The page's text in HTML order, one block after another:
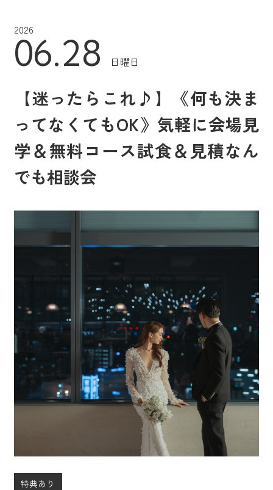
2026
06.28 日曜日
【迷ったらこれ♪】《何も決ま
ってなくてもOK》気軽に会場見
学＆無料コース試食＆見積なん
でも相談会
特典あり